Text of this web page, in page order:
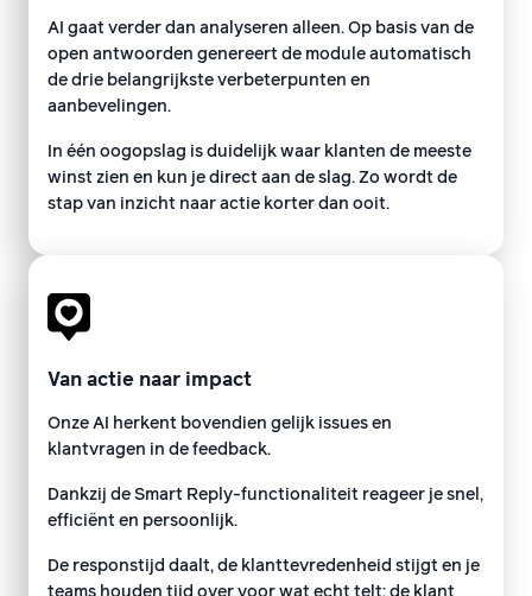
AI gaat verder dan analyseren alleen. Op basis van de
open antwoorden genereert de module automatisch
de drie belangrijkste verbeterpunten en
aanbevelingen.
In één oogopslag is duidelijk waar klanten de meeste
winst zien en kun je direct aan de slag. Zo wordt de
stap van inzicht naar actie korter dan ooit.
Van actie naar impact
Onze AI herkent bovendien gelijk issues en
klantvragen in de feedback.
Dankzij de Smart Reply-functionaliteit reageer je snel,
efficiënt en persoonlijk.
De responstijd daalt, de klanttevredenheid stijgt en je